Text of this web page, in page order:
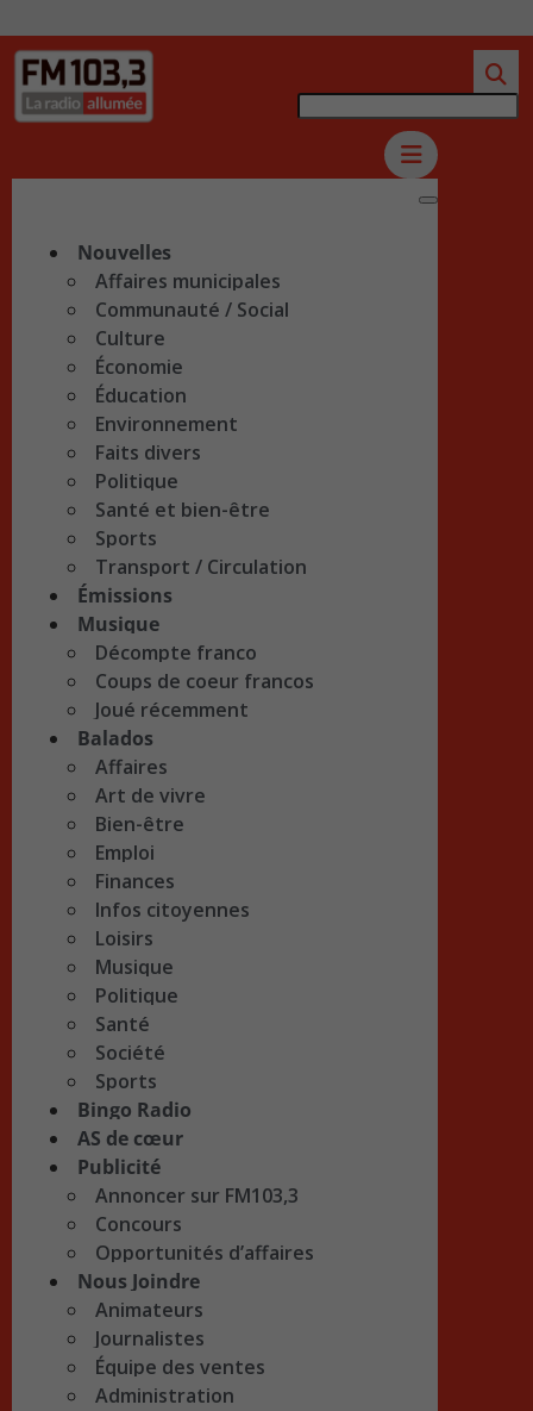
Nouvelles
Affaires municipales
Communauté / Social
Culture
Économie
Éducation
Environnement
Faits divers
Politique
Santé et bien-être
Sports
Transport / Circulation
Émissions
Musique
Décompte franco
Coups de coeur francos
Joué récemment
Balados
Affaires
Art de vivre
Bien-être
Emploi
Finances
Infos citoyennes
Loisirs
Musique
Politique
Santé
Société
Sports
Bingo Radio
AS de cœur
Publicité
Annoncer sur FM103,3
Concours
Opportunités d’affaires
Nous Joindre
Animateurs
Journalistes
Équipe des ventes
Administration